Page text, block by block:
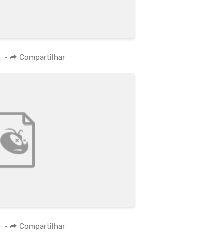
• Compartilhar
• Compartilhar